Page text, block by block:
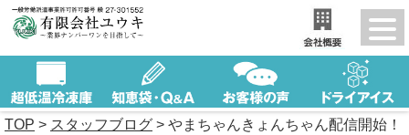
TOP > スタッフブログ > やまちゃんきょんちゃん配信開始！